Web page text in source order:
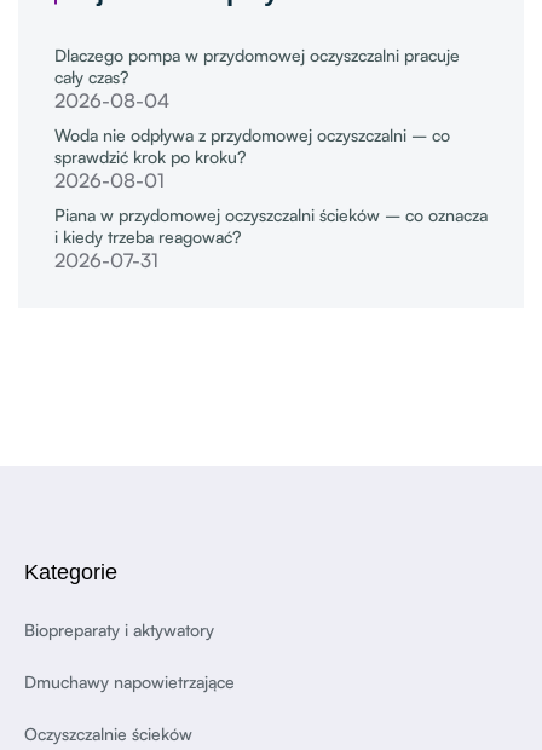
Dlaczego pompa w przydomowej oczyszczalni pracuje
cały czas?
2026-08-04
Woda nie odpływa z przydomowej oczyszczalni – co
sprawdzić krok po kroku?
2026-08-01
Piana w przydomowej oczyszczalni ścieków – co oznacza
i kiedy trzeba reagować?
2026-07-31
Kategorie
Biopreparaty i aktywatory
Dmuchawy napowietrzające
Oczyszczalnie ścieków